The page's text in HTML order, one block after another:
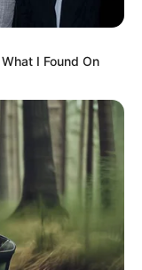
I Found On